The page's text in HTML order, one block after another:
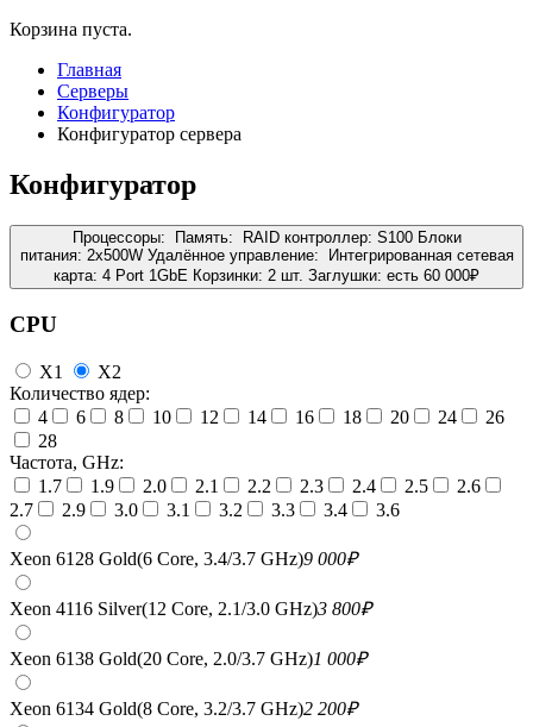
Корзина пуста.
Главная
Серверы
Конфигуратор
Конфигуратор сервера
Конфигуратор
Процессоры: Память: RAID контроллер: S100 Блоки
питания: 2x500W Удалённое управление:
Интегрированная сетевая
карта: 4 Port 1GbE Корзинки: 2 шт. Заглушки: есть 60 000₽
CPU
X1
X2
Количество ядер:
4
6 8 10 12 14 16 18 20 24
26
28
Частота, GHz:
1.7
1.9 2.0 2.1 2.2 2.3 2.4 2.5
2.6
2.7
2.9 3.0 3.1 3.2 3.3 3.4 3.6
Xeon 6128 Gold(6 Core, 3.4/3.7 GHz)9 000₽
Xeon 4116 Silver(12 Core, 2.1/3.0 GHz)3 800₽
Xeon 6138 Gold(20 Core, 2.0/3.7 GHz)1 000₽
Xeon 6134 Gold(8 Core, 3.2/3.7 GHz)2 200₽